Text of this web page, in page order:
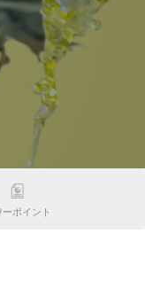
ーポイント